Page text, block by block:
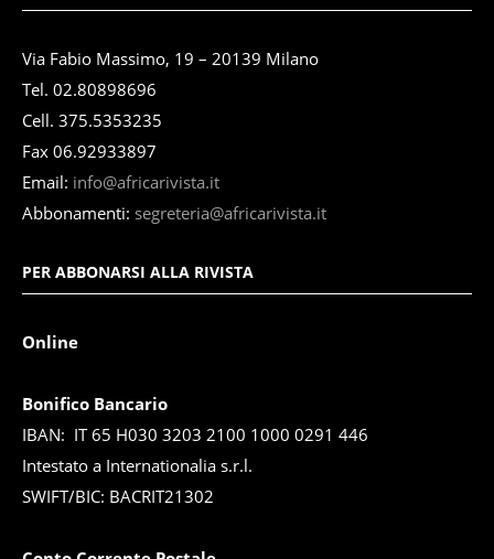
Via Fabio Massimo, 19 – 20139 Milano
Tel. 02.80898696
Cell. 375.5353235
Fax 06.92933897
Email: info@africarivista.it
Abbonamenti: segreteria@africarivista.it
PER ABBONARSI ALLA RIVISTA
Online
Bonifico Bancario
IBAN: IT 65 H030 3203 2100 1000 0291 446
Intestato a Internationalia s.r.l.
SWIFT/BIC: BACRIT21302